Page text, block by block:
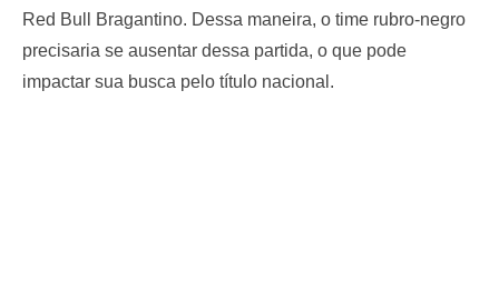
Red Bull Bragantino. Dessa maneira, o time rubro-negro
precisaria se ausentar dessa partida, o que pode
impactar sua busca pelo título nacional.